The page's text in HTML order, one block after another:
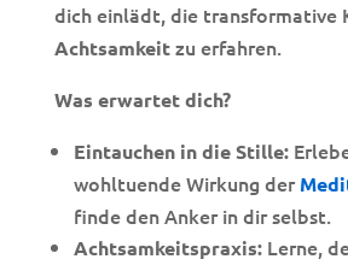
dich einlädt, die transformative
Achtsamkeitzu erfahren.
Was erwartet dich?
Eintauchen in die Stille:
wohltuende Wirkung der
finde den Anker in dir selbst.
Achtsamkeitspraxis:Lerne,